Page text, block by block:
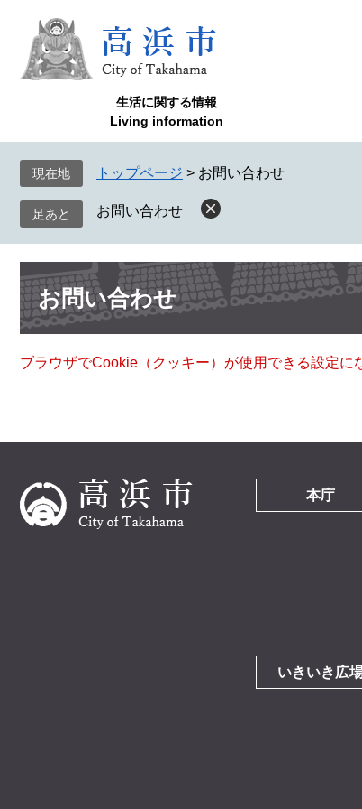
で
ば
へ
生活に関する情報
Living information
現在地 トップページ > お問い合わせ
お問い合わせ
本
文 お問い合わせ
ブラウザでCookie（クッキー）が使用できる設定
本庁
いきいき広